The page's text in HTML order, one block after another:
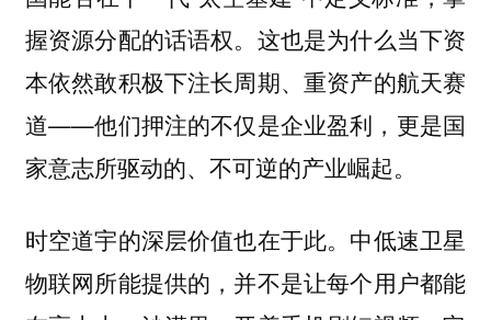
握资源分配的话语权。这也是为什么当下资
本依然敢积极下注长周期、重资产的航天赛
道——他们押注的不仅是企业盈利，更是国
家意志所驱动的、不可逆的产业崛起。
时空道宇的深层价值也在于此。中低速卫星
物联网所能提供的，并不是让每个用户都能